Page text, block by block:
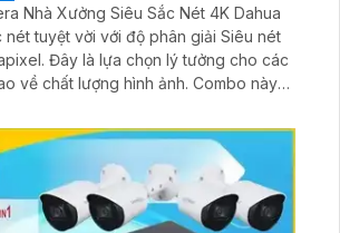
Nhà Xưởng Siêu Sắc Nét 4K Dahua
nét tuyệt vời với độ phân giải Siêu nét
cho các
lượng hình ảnh. Combo này
khách hàng